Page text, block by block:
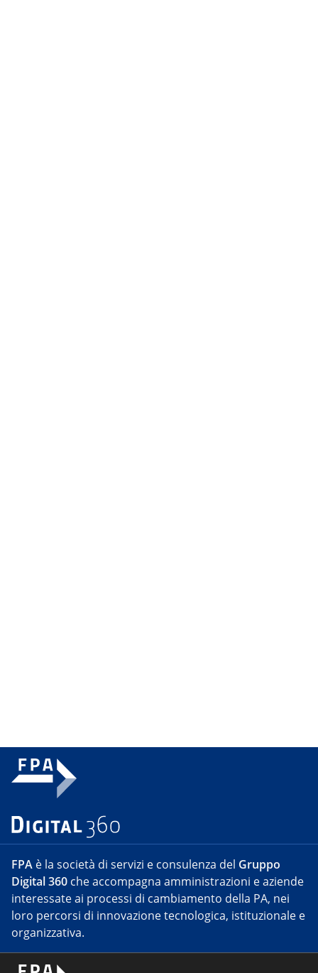
FPA è la società di servizi e consulenza del Gruppo
Digital 360 che accompagna amministrazioni e aziende
interessate ai processi di cambiamento della PA, nei
loro percorsi di innovazione tecnologica, istituzionale e
organizzativa.